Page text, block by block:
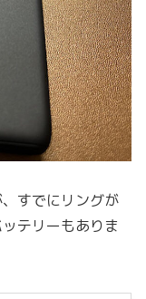
すでにリングが
テリーもありま